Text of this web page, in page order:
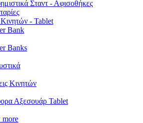
Σταντ - Αφισοθήκες
- Tablet
Bank
Banks
Κινητών
Αξεσουάρ Tablet
more